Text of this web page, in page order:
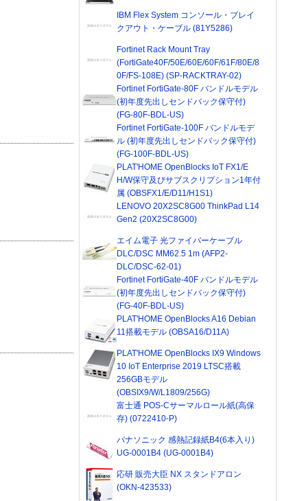
IBM Flex System コンソール・ブレイ
クアウト・ケーブル (81Y5286)
Fortinet Rack Mount Tray
(FortiGate40F/50E/60E/60F/61F/80E/8
0F/FS-108E) (SP-RACKTRAY-02)
Fortinet FortiGate-80F バンドルモデル
(初年度先出しセンドバック保守付)
(FG-80F-BDL-US)
Fortinet FortiGate-100F バンドルモデ
ル (初年度先出しセンドバック保守付)
(FG-100F-BDL-US)
PLAT'HOME OpenBlocks IoT FX1/E
H/W保守及びサブスクリプション1年付
属 (OBSFX1/E/D11/H1S1)
LENOVO 20X2SC8G00 ThinkPad L14
Gen2 (20X2SC8G00)
エイム電子 光ファイバーケーブル
DLC/DSC MM62.5 1m (AFP2-
DLC/DSC-62-01)
Fortinet FortiGate-40F バンドルモデル
(初年度先出しセンドバック保守付)
(FG-40F-BDL-US)
PLAT'HOME OpenBlocks A16 Debian
11搭載モデル (OBSA16/D11A)
PLAT'HOME OpenBlocks IX9 Windows
10 IoT Enterprise 2019 LTSC搭載
256GBモデル
(OBSIX9/W/L1809/256G)
富士通 POS-Cサーマルロール紙(高保
存) (0722410-P)
パナソニック 感熱記録紙B4(6本入り)
UG-0001B4 (UG-0001B4)
応研 販売大臣 NX スタンドアロン
(OKN-423533)